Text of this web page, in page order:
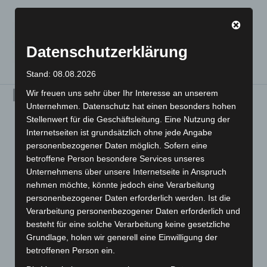
Zum
des Umweltschutzes
und der Lebensqualität
Dorftreff Badbergen
Datenschutzerklärung
Stand: 08.08.2026
Wir freuen uns sehr über Ihr Interesse an unserem
Unternehmen. Datenschutz hat einen besonders hohen
Stellenwert für die Geschäftsleitung. Eine Nutzung der
Internetseiten ist grundsätzlich ohne jede Angabe
personenbezogener Daten möglich. Sofern eine
betroffene Person besondere Services unseres
Unternehmens über unsere Internetseite in Anspruch
nehmen möchte, könnte jedoch eine Verarbeitung
personenbezogener Daten erforderlich werden. Ist die
Verarbeitung personenbezogener Daten erforderlich und
besteht für eine solche Verarbeitung keine gesetzliche
Grundlage, holen wir generell eine Einwilligung der
betroffenen Person ein.